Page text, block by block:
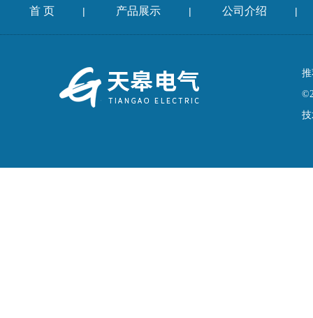
首 页 | 产品展示 | 公司介绍 |